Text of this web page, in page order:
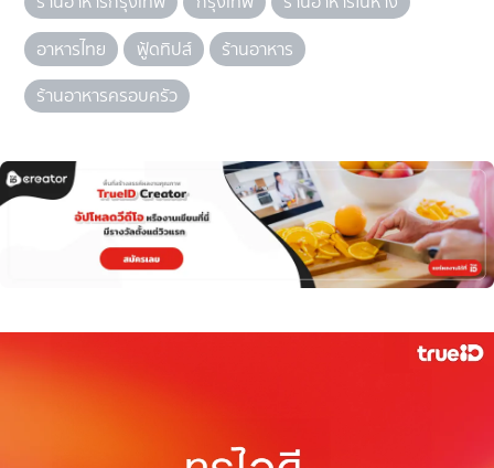
อาหารไทย
ฟู้ดทิปส์
ร้านอาหาร
ร้านอาหารครอบครัว